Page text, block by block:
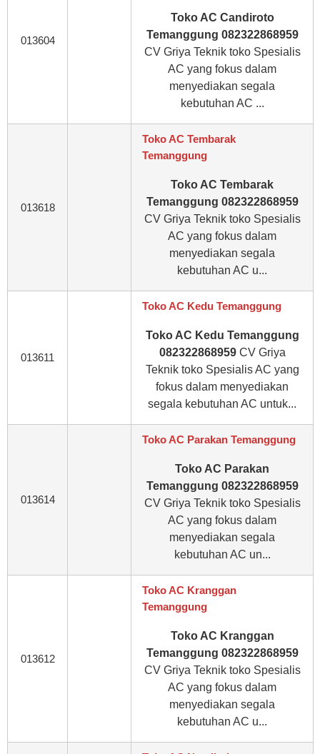
013604
Toko AC Candiroto
Temanggung 082322868959
CV Griya Teknik toko Spesialis
AC yang fokus dalam
menyediakan segala
kebutuhan AC ...
013618
Toko AC Tembarak
Temanggung
Toko AC Tembarak
Temanggung 082322868959
CV Griya Teknik toko Spesialis
AC yang fokus dalam
menyediakan segala
kebutuhan AC u...
013611
Toko AC Kedu Temanggung
Toko AC Kedu Temanggung
082322868959CV Griya
Teknik toko Spesialis AC yang
fokus dalam menyediakan
segala kebutuhan AC untuk...
013614
Toko AC Parakan Temanggung
Toko AC Parakan
Temanggung 082322868959
CV Griya Teknik toko Spesialis
AC yang fokus dalam
menyediakan segala
kebutuhan AC un...
013612
Toko AC Kranggan
Temanggung
Toko AC Kranggan
Temanggung 082322868959
CV Griya Teknik toko Spesialis
AC yang fokus dalam
menyediakan segala
kebutuhan AC u...